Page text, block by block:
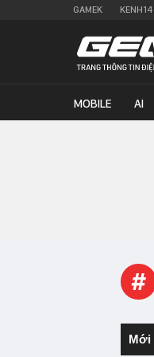
GAMEK KENH14
MOBILE AI
#
Mới